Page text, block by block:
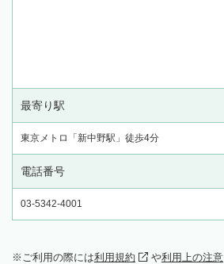
最寄り駅
東京メトロ「新中野駅」徒歩4分
電話番号
03-5342-4001
ご利用の際には利用規約 や利用上の注意